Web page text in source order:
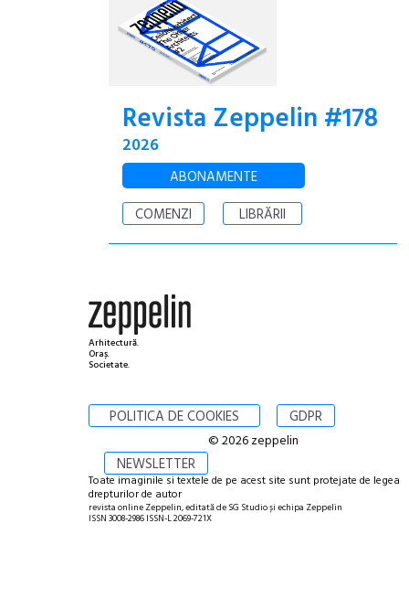
Revista Zeppelin #178
2026
ABONAMENTE
COMENZI
LIBRĂRII
Arhitectură.
Oraș.
Societate.
POLITICA DE COOKIES GDPR
NEWSLETTER
© 2026 zeppelin
Toate imaginile si textele de pe acest site sunt protejate de legea
drepturilor de autor
revista online Zeppelin, editată de SG Studio și echipa Zeppelin
ISSN 3008-2986 ISSN-L 2069-721X